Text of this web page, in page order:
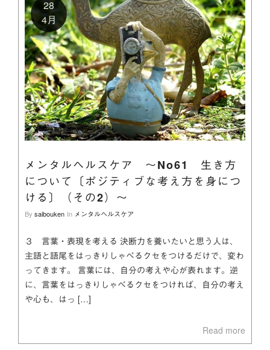
28
4月
メンタルヘルスケア ～No61 生き方
について〔ポジティブな考え方を身につ
ける〕（その2）～
By saibouken In メンタルヘルスケア
３ 言葉・表現を考える 決断力を養いたいと思う人は、
主語と語尾をはっきりしゃべるクセをつけるだけで、変わ
ってきます。 言葉には、自分の考えや心が表れます。逆
に、言葉をはっきりしゃべるクセをつければ、自分の考え
や心も、はっ […]
Read more